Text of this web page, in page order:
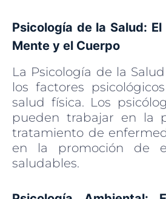
Psicología de la Salud:
Mente y el Cuerpo
La Psicología de la
los factores
salud física. Los
pueden trabajar en la
tratamiento de
en la promoción de
saludables.